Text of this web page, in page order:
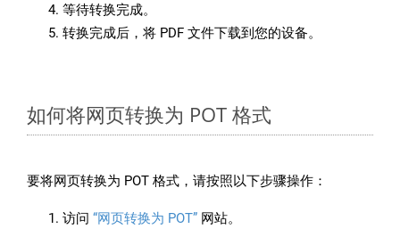
等待转换完成。
转换完成后，将 PDF 文件下载到您的设备。
如何将网页转换为 POT 格式
要将网页转换为 POT 格式，请按照以下步骤操作：
访问 “网页转换为 POT” 网站。